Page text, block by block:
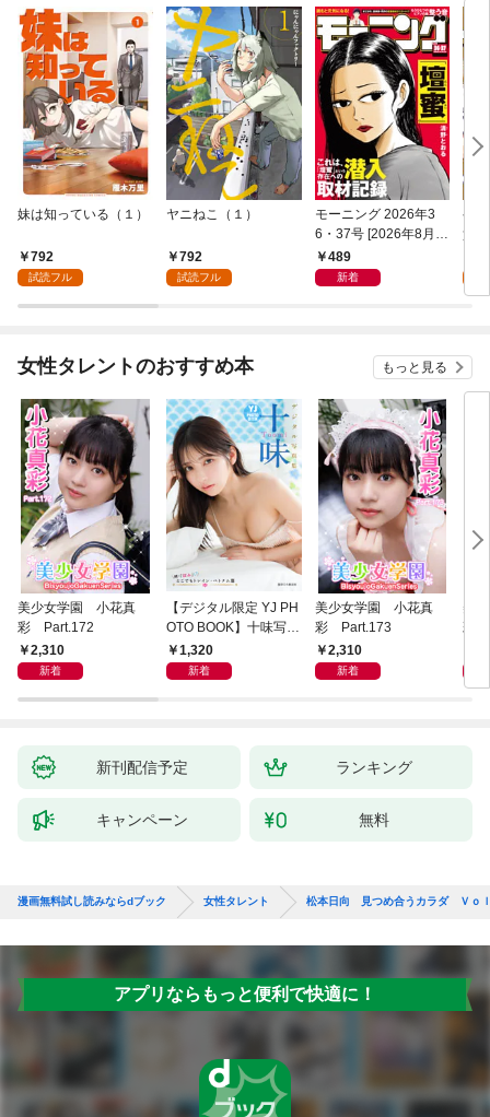
妹は知っている（１）
792
試読フル
ヤニねこ（１）
792
試読フル
モーニング 2026年3
6・37号 [2026年8月6
日発売]
489
新着
ゲ
貴
を
し
女性タレントのおすすめ本 もっと見る
美少女学園 小花真
彩 Part.172
2,310
新着
【デジタル限定 YJ PH
OTO BOOK】十味写真
集「続・『ぽみ』！？
どこでもトレイン・ベ
1,320
新着
美少女学園 小花真
彩 Part.173
2,310
新着
美
彩
新刊配信予定 ランキング
キャンペーン 無料
漫画無料試し読みならdブック 女性タレント 松本日向 見つめ合うカラダ Ｖｏ
アプリならもっと便利で快適に！